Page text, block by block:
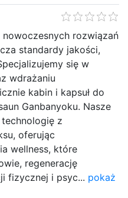
rozwiązań
standardy jakości,
się w
wdrażaniu
kabin i kapsuł do
Ganbanyoku. Nasze
z
oferując
wellness, które
regenerację
fizycznej i psyc... pokaż